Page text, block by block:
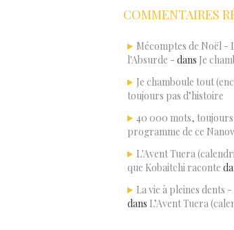
COMMENTAIRES
Mécomptes de Noël -
l'Absurde - dans Je
Je chamboule tout
toujours pas d’histoire
40 000 mots,
programme de ce
L'Avent Tuera
que Kobaitchi raconte
La vie à pleines dents
dans L’Avent Tuera